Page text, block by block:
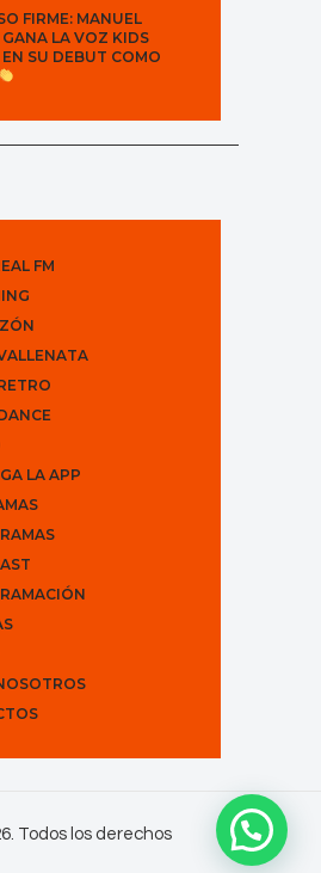
FIRME: MANUEL
LA VOZ KIDS
EN SU DEBUT COMO
FM
LA APP
Todos los derechos